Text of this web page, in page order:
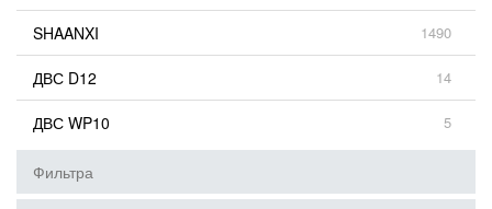
SHAANXI 1490
ДВС D12 14
ДВС WP10 5
Фильтра